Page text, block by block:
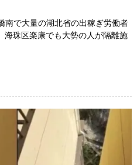
で大量の湖北省の出稼ぎ労働者
珠区楽康でも大勢の人が隔離施